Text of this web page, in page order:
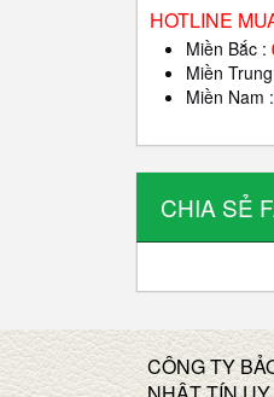
HOTLINE
Miền Bắc :
Miền
Miền Nam :
CHIA SẺ
CÔNG TY